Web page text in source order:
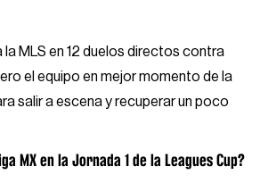
la MLS en 12 duelos directos contra
el equipo en mejor momento de la
salir a escena y recuperar un poco
MX en la Jornada 1 de la Leagues Cup?